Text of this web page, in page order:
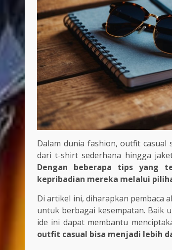
Dalam dunia fashion, outfit
dari t-shirt sederhana hingga
Dengan beberapa tips yang
kepribadian mereka melalui
Di artikel ini, diharapkan pembaca
untuk berbagai kesempatan. Baik
ide ini dapat membantu
outfit casual bisa menjadi lebih